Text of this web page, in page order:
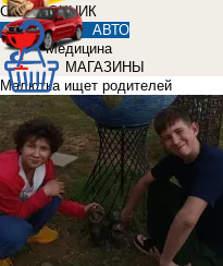
СПРАВОЧНИК
АВТО
Медицина
МАГАЗИНЫ
Малютка ищет родителей